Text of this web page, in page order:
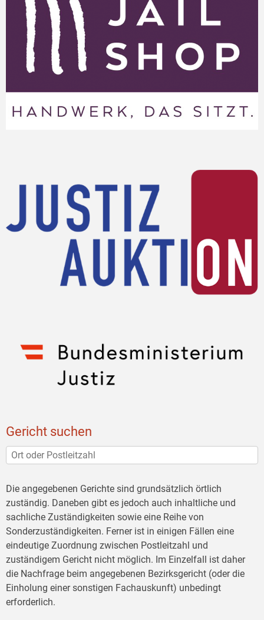
Gericht suchen
Die angegebenen Gerichte sind grundsätzlich örtlich
zuständig. Daneben gibt es jedoch auch inhaltliche und
sachliche Zuständigkeiten sowie eine Reihe von
Sonderzuständigkeiten. Ferner ist in einigen Fällen eine
eindeutige Zuordnung zwischen Postleitzahl und
zuständigem Gericht nicht möglich. Im Einzelfall ist daher
die Nachfrage beim angegebenen Bezirksgericht (oder die
Einholung einer sonstigen Fachauskunft) unbedingt
erforderlich.